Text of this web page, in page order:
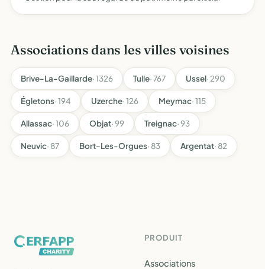
Associations dans les villes voisines
Brive-La-Gaillarde· 1326 Tulle· 767 Ussel· 290
Égletons· 194 Uzerche· 126 Meymac· 115
Allassac· 106 Objat· 99 Treignac· 93
Neuvic· 87 Bort-Les-Orgues· 83 Argentat· 82
PRODUIT
Associations